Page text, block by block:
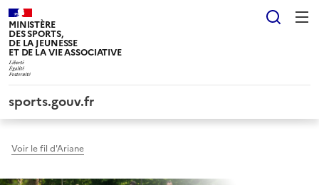
MINISTÈRE
DES SPORTS,
DE LA JEUNESSE
ET DE LA VIE ASSOCIATIVE
sports.gouv.fr
Voir le fil d'Ariane
Panneau de gestion des cookies tarteaucitron